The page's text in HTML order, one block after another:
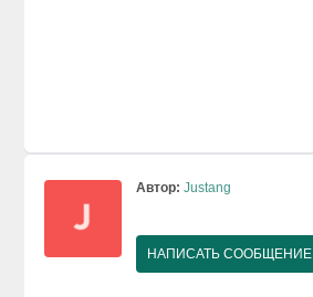
Автор: Justang
НАПИСАТЬ СООБЩЕНИЕ